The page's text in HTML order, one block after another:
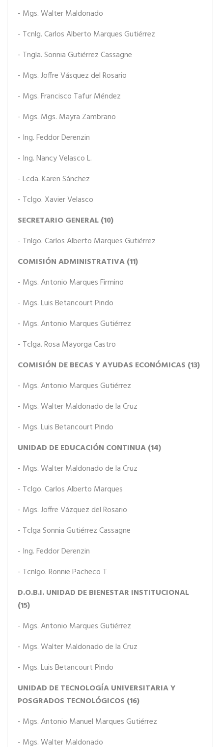
- Mgs. Walter Maldonado
- Tcnlg. Carlos Alberto Marques Gutiérrez
- Tngla. Sonnia Gutiérrez Cassagne
- Mgs. Joffre Vásquez del Rosario
- Mgs. Francisco Tafur Méndez
- Mgs. Mgs. Mayra Zambrano
- Ing. Feddor Derenzin
- Ing. Nancy Velasco L.
- Lcda. Karen Sánchez
- Tclgo. Xavier Velasco
SECRETARIO GENERAL (10)
- Tnlgo. Carlos Alberto Marques Gutiérrez
COMISIÓN ADMINISTRATIVA (11)
- Mgs. Antonio Marques Firmino
- Mgs. Luis Betancourt Pindo
- Mgs. Antonio Marques Gutiérrez
- Tclga. Rosa Mayorga Castro
COMISIÓN DE BECAS Y AYUDAS ECONÓMICAS (13)
- Mgs. Antonio Marques Gutiérrez
- Mgs. Walter Maldonado de la Cruz
- Mgs. Luis Betancourt Pindo
UNIDAD DE EDUCACIÓN CONTINUA (14)
- Mgs. Walter Maldonado de la Cruz
- Tclgo. Carlos Alberto Marques
- Mgs. Joffre Vázquez del Rosario
- Tclga Sonnia Gutiérrez Cassagne
- Ing. Feddor Derenzin
- Tcnlgo. Ronnie Pacheco T
D.O.B.I. UNIDAD DE BIENESTAR INSTITUCIONAL
(15)
- Mgs. Antonio Marques Gutiérrez
- Mgs. Walter Maldonado de la Cruz
- Mgs. Luis Betancourt Pindo
UNIDAD DE TECNOLOGÍA UNIVERSITARIA Y
POSGRADOS TECNOLÓGICOS (16)
- Mgs. Antonio Manuel Marques Gutiérrez
- Mgs. Walter Maldonado